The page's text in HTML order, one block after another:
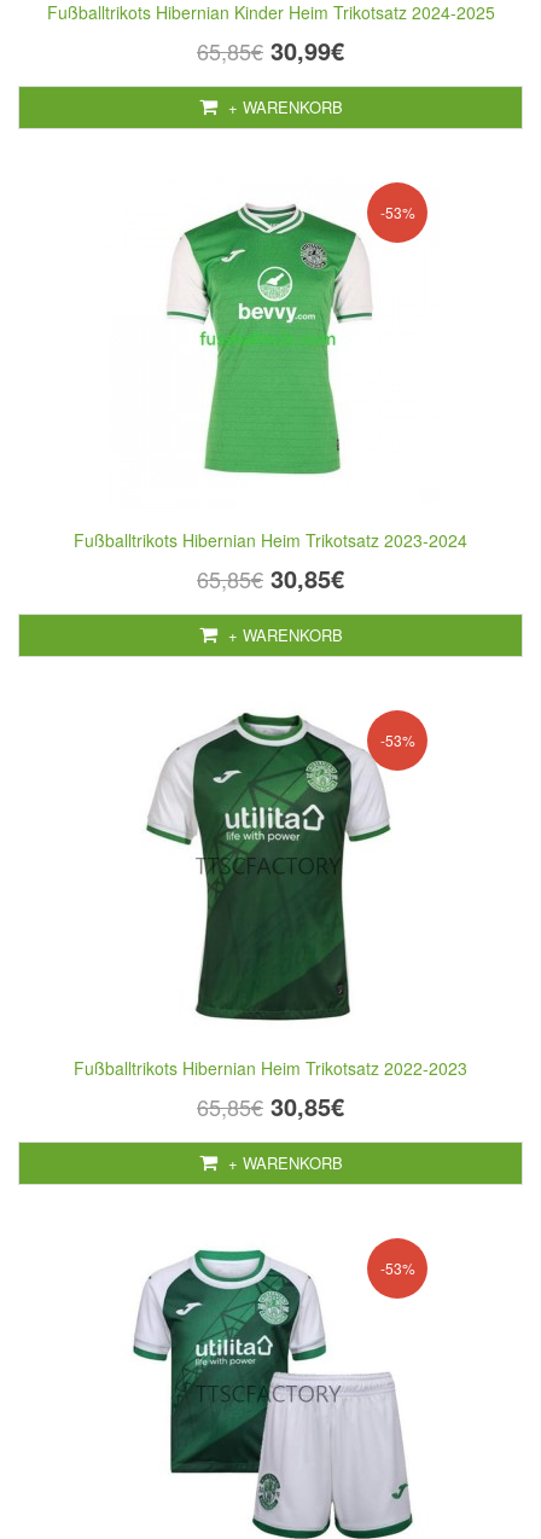
Fußballtrikots Hibernian Kinder Heim Trikotsatz 2024-2025
65,85€ 30,99€
+ WARENKORB
-53%
Fußballtrikots Hibernian Heim Trikotsatz 2023-2024
65,85€ 30,85€
+ WARENKORB
-53%
Fußballtrikots Hibernian Heim Trikotsatz 2022-2023
65,85€ 30,85€
+ WARENKORB
-53%